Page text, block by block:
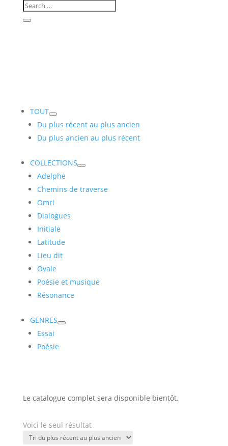
TOUT
Du plus récent au plus ancien
Du plus ancien au plus récent
COLLECTIONS
Adelphe
Chemins de traverse
Omri
Dialogues
Initiale
Latitude
Lieu dit
Ovale
Poésie et musique
Résonance
GENRES
Essai
Poésie
Le catalogue complet sera disponible bientôt.
Voici le seul résultat